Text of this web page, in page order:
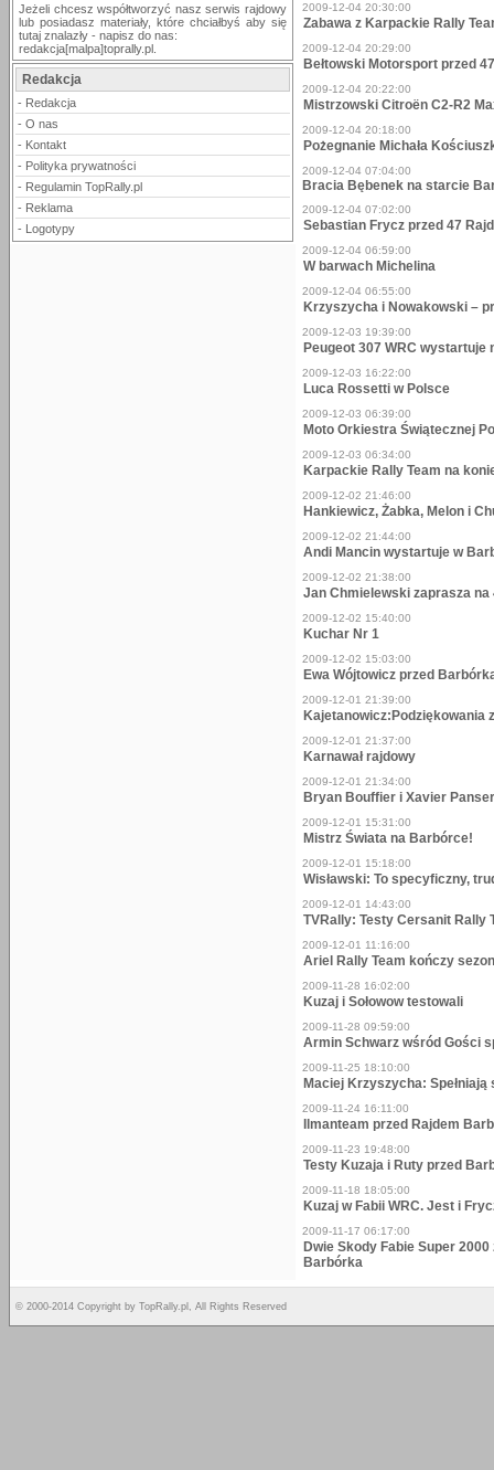
Jeżeli chcesz współtworzyć nasz serwis rajdowy
lub posiadasz materiały, które chciałbyś aby się
tutaj znalazły - napisz do nas:
redakcja[malpa]toprally.pl.
Redakcja
- Redakcja
- O nas
- Kontakt
- Polityka prywatności
- Regulamin TopRally.pl
- Reklama
- Logotypy
2009-12-04 20:30:00
Zabawa z Karpackie Rally
2009-12-04 20:29:00
Bełtowski Motorsport przed
2009-12-04 20:22:00
Mistrzowski Citroën C2-R2
2009-12-04 20:18:00
Pożegnanie Michała
2009-12-04 07:04:00
Bracia Bębenek na starcie
2009-12-04 07:02:00
Sebastian Frycz przed 47
2009-12-04 06:59:00
W barwach Michelina
2009-12-04 06:55:00
Krzyszycha i Nowakowski –
2009-12-03 19:39:00
Peugeot 307 WRC wystartuje
2009-12-03 16:22:00
Luca Rossetti w Polsce
2009-12-03 06:39:00
Moto Orkiestra Świątecznej
2009-12-03 06:34:00
Karpackie Rally Team na
2009-12-02 21:46:00
Hankiewicz, Żabka, Melon i
2009-12-02 21:44:00
Andi Mancin wystartuje w
2009-12-02 21:38:00
Jan Chmielewski zaprasza
2009-12-02 15:40:00
Kuchar Nr 1
2009-12-02 15:03:00
Ewa Wójtowicz przed
2009-12-01 21:39:00
Kajetanowicz:Podziękowania
2009-12-01 21:37:00
Karnawał rajdowy
2009-12-01 21:34:00
Bryan Bouffier i Xavier
2009-12-01 15:31:00
Mistrz Świata na Barbórce!
2009-12-01 15:18:00
Wisławski: To specyficzny,
2009-12-01 14:43:00
TVRally: Testy Cersanit Rally
2009-12-01 11:16:00
Ariel Rally Team kończy
2009-11-28 16:02:00
Kuzaj i Sołowow testowali
2009-11-28 09:59:00
Armin Schwarz wśród Gości
2009-11-25 18:10:00
Maciej Krzyszycha: Spełniają
2009-11-24 16:11:00
Ilmanteam przed Rajdem
2009-11-23 19:48:00
Testy Kuzaja i Ruty przed
2009-11-18 18:05:00
Kuzaj w Fabii WRC. Jest i
2009-11-17 06:17:00
Dwie Skody Fabie Super
Barbórka
© 2000-2014 Copyright by TopRally.pl, All Rights Reserved